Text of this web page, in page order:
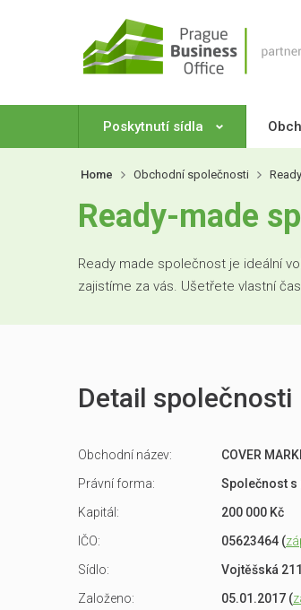
Poskytnutí sídla
Home Obchodní společnosti
Ready-made
Ready made společnost je ideální
zajistíme za vás. Ušetřete vlastní
Detail společnosti
Obchodní název:
COVER
Právní forma:
Společnost
Kapitál:
200 000 Kč
IČO:
05623464 (
Sídlo:
Vojtěšská
Založeno:
05.01.2017 (